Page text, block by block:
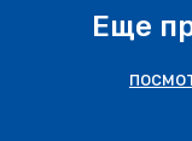
Еще